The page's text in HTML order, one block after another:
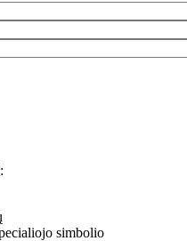
simbolio